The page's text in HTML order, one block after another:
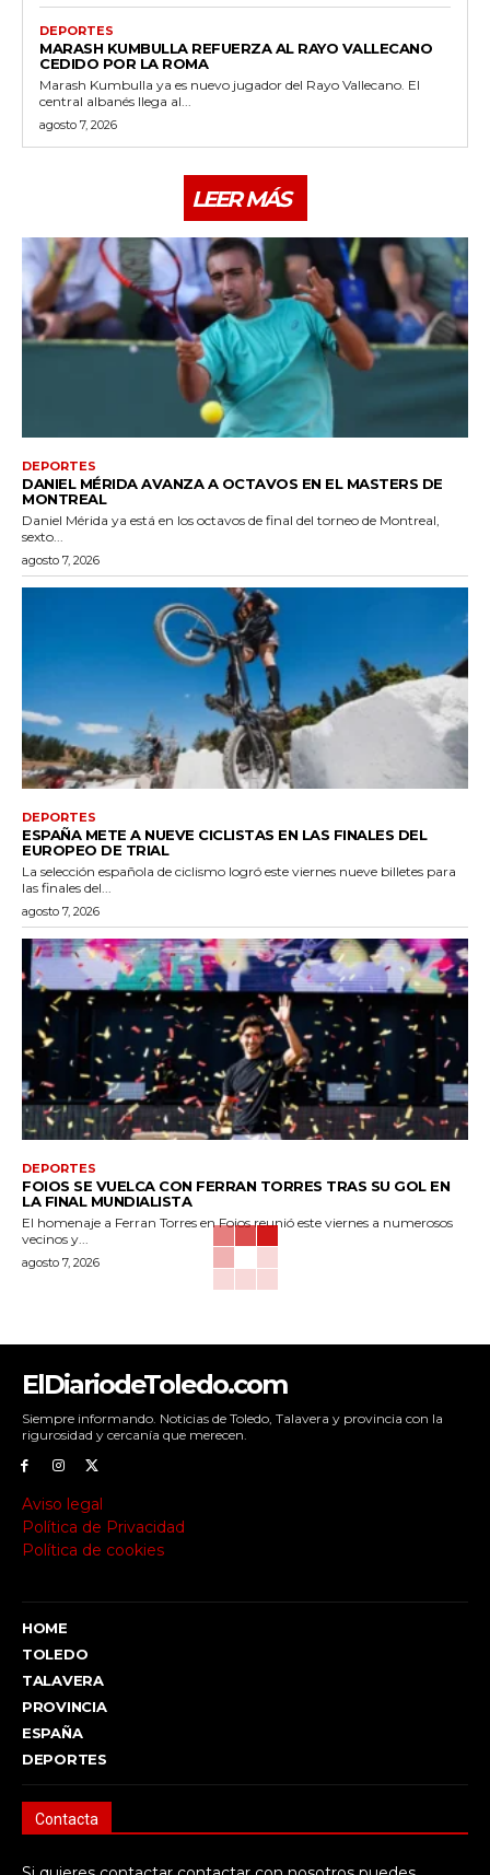
DEPORTES
MARASH KUMBULLA REFUERZA AL RAYO VALLECANO
CEDIDO POR LA ROMA
Marash Kumbulla ya es nuevo jugador del Rayo Vallecano. El
central albanés llega al...
agosto 7, 2026
LEER MÁS
DEPORTES
DANIEL MÉRIDA AVANZA A OCTAVOS EN EL MASTERS DE
MONTREAL
Daniel Mérida ya está en los octavos de final del torneo de Montreal,
sexto...
agosto 7, 2026
DEPORTES
ESPAÑA METE A NUEVE CICLISTAS EN LAS FINALES DEL
EUROPEO DE TRIAL
La selección española de ciclismo logró este viernes nueve billetes para
las finales del...
agosto 7, 2026
DEPORTES
FOIOS SE VUELCA CON FERRAN TORRES TRAS SU GOL EN
LA FINAL MUNDIALISTA
El homenaje a Ferran Torres en Foios reunió este viernes a numerosos
vecinos y...
agosto 7, 2026
ElDiariodeToledo.com
Siempre informando. Noticias de Toledo, Talavera y provincia con la
rigurosidad y cercanía que merecen.
Aviso legal
Política de Privacidad
Política de cookies
HOME
TOLEDO
TALAVERA
PROVINCIA
ESPAÑA
DEPORTES
Contacta